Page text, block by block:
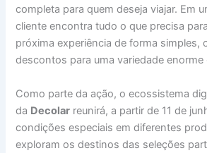
completa para quem deseja viajar. Em
cliente encontra tudo o que precisa
próxima experiência de forma simples,
descontos para uma variedade enorme
Como parte da ação, o ecossistema
da Decolar reunirá, a partir de 11 de
condições especiais em diferentes
exploram os destinos das seleções